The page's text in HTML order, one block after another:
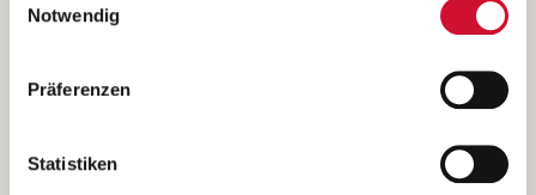
Wenn Sie auf „Cookies zulassen“ klicken, so stimmen
Sie der Speicherung sämtlicher Cookies zu. Sie können
Ihre Einwilligung selbstverständlich jederzeit widerrufen,
indem Sie die Cookie-Einstellungen aufrufen und diese
unsererDatenschutzerklärung
Notwendig
Präferenzen
Statistiken
Betreiber der Webseite
Kantstraße 45a
(Ein Tochterunternehmen des AWO Bezirksverbandes Unterfranken
e.V.)